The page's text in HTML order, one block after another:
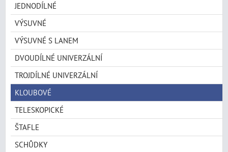
JEDNODÍLNÉ
VÝSUVNÉ
VÝSUVNÉ S LANEM
DVOUDÍLNÉ UNIVERZÁLNÍ
TROJDÍLNÉ UNIVERZÁLNÍ
KLOUBOVÉ
TELESKOPICKÉ
ŠTAFLE
SCHŮDKY